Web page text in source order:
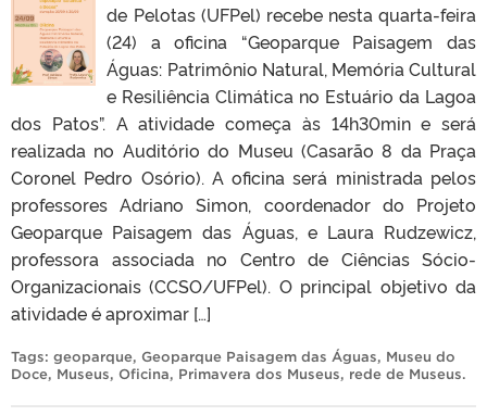
de Pelotas (UFPel) recebe nesta quarta-feira
(24) a oficina “Geoparque Paisagem das
Águas: Patrimônio Natural, Memória Cultural
e Resiliência Climática no Estuário da Lagoa
dos Patos”. A atividade começa às 14h30min e será
realizada no Auditório do Museu (Casarão 8 da Praça
Coronel Pedro Osório). A oficina será ministrada pelos
professores Adriano Simon, coordenador do Projeto
Geoparque Paisagem das Águas, e Laura Rudzewicz,
professora associada no Centro de Ciências Sócio-
Organizacionais (CCSO/UFPel). O principal objetivo da
atividade é aproximar […]
Tags: geoparque, Geoparque Paisagem das Águas, Museu do
Doce, Museus, Oficina, Primavera dos Museus, rede de Museus.